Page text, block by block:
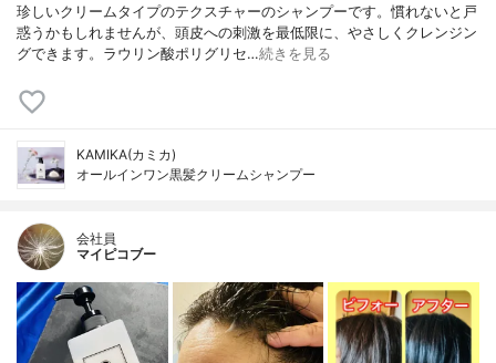
珍しいクリームタイプのテクスチャーのシャンプーです。慣れないと戸
惑うかもしれませんが、頭皮への刺激を最低限に、やさしくクレンジン
グできます。ラウリン酸ポリグリセ…続きを見る
KAMIKA(カミカ)
オールインワン黒髪クリームシャンプー
会社員
マイピコブー